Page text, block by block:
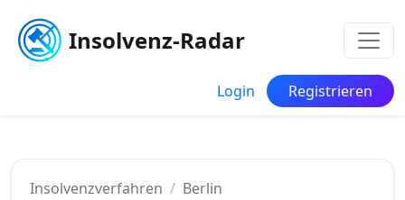
Insolvenz-Radar
Login Registrieren
Insolvenzverfahren
Berlin